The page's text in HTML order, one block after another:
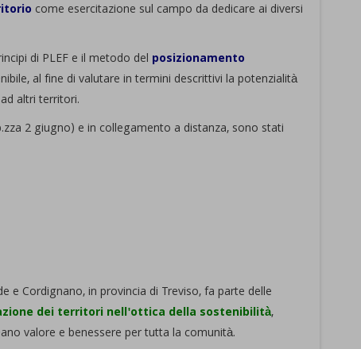
come esercitazione sul campo da dedicare ai diversi
di PLEF e il metodo del posizionamento
al fine di valutare in termini descrittivi la potenzialità
altri territori.
2 giugno) e in collegamento a distanza, sono stati
e Cordignano, in provincia di Treviso, fa parte delle
dei territori nell'ottica della sostenibilità,
valore e benessere per tutta la comunità.